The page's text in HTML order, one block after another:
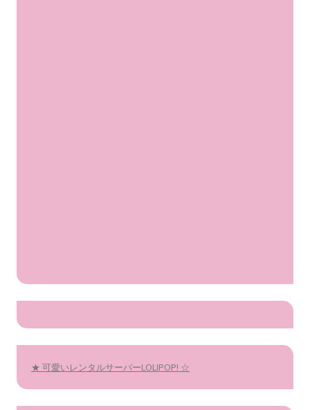
★ 可愛いレンタルサーバーLOLIPOP! ☆